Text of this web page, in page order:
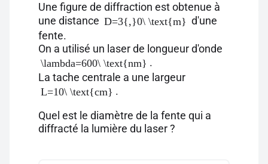
Une figure de diffraction est obtenue à
une distance D=3{,}0\ \text{m} d'une
fente.
On a utilisé un laser de longueur d'onde
\lambda=600\ \text{nm} .
La tache centrale a une largeur
L=10\ \text{cm} .
Quel est le diamètre de la fente qui a
diffracté la lumière du laser ?